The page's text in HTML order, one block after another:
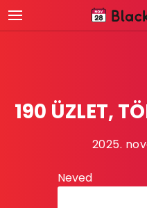
190 ÜZLET,
2025.
Neved